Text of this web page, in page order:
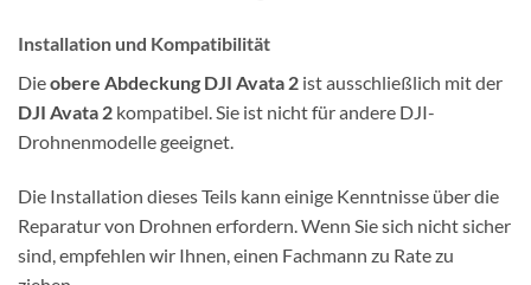
Installation und Kompatibilität
Dieobere Abdeckung DJI Avata 2 ist ausschließlich mit der
DJI Avata 2 kompatibel. Sie ist nicht für andere DJI-
Drohnenmodelle geeignet.
Die Installation dieses Teils kann einige Kenntnisse über die
Reparatur von Drohnen erfordern. Wenn Sie sich nicht sicher
sind, empfehlen wir Ihnen, einen Fachmann zu Rate zu